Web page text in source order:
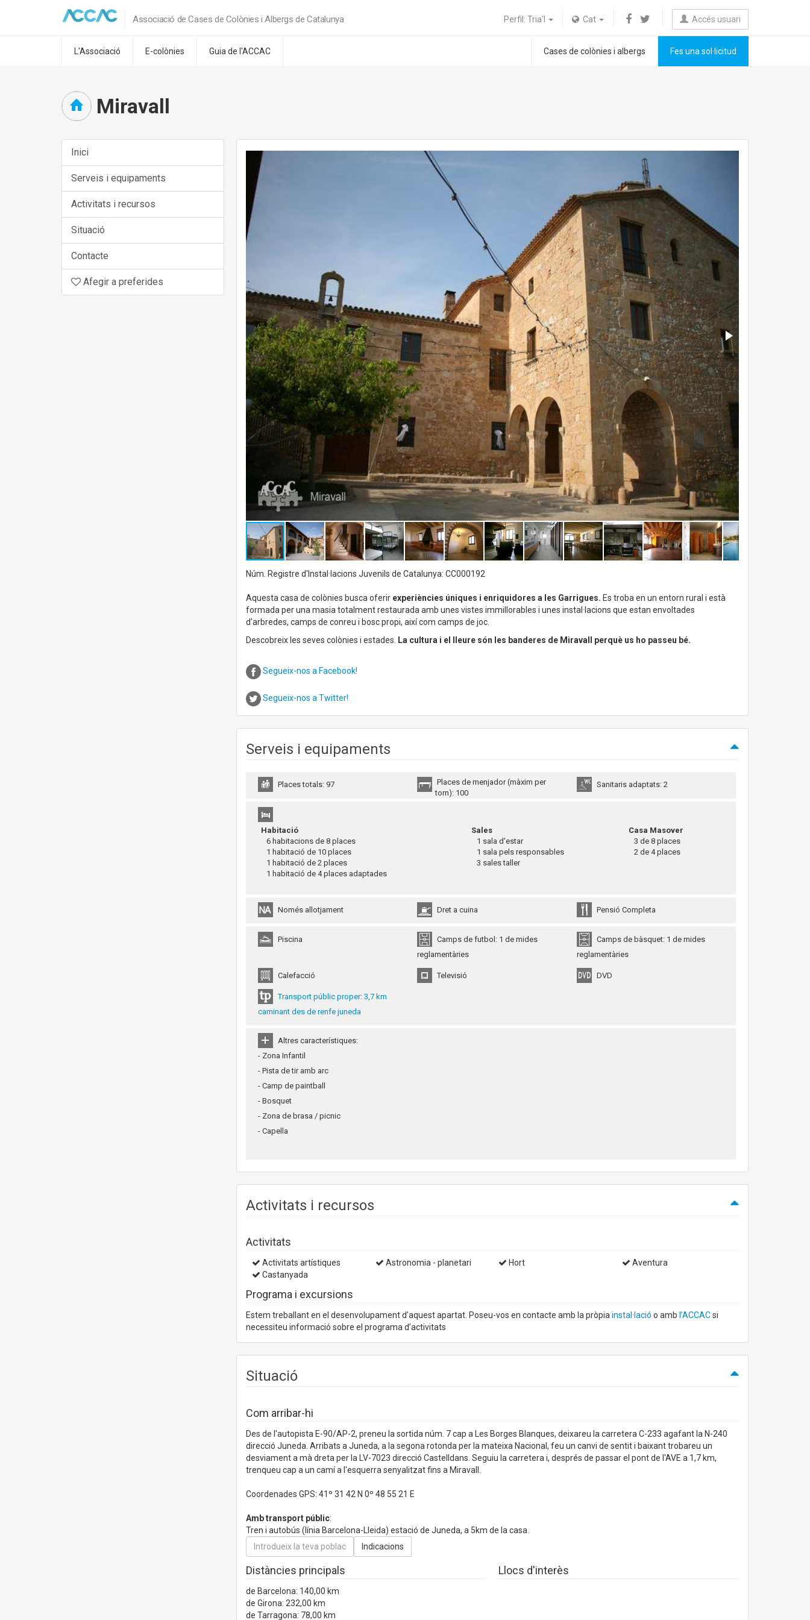
Associació de Cases de Colònies i Albergs de Catalunya Accés usuari
Cat
Perfil: Tria'l
L'Associació E-colònies Guia de l'ACCAC Fes una sol·licitud
Cases de colònies i albergs
Miravall
Inici
Serveis i equipaments
Activitats i recursos
Situació
Contacte
Afegir a preferides
Núm. Registre d'Instal·lacions Juvenils de Catalunya: CC000192
Aquesta casa de colònies busca oferir experiències úniques i enriquidores a les Garrigues. Es troba en un entorn rural i està
formada per una masia totalment restaurada amb unes vistes immillorables i unes instal·lacions que estan envoltades
d'arbredes, camps de conreu i bosc propi, així com camps de joc.
Descobreix les seves colònies i estades.
La cultura i el lleure són les banderes de Miravall perquè us ho passeu bé.
Segueix-nos a Facebook!
Segueix-nos a Twitter!
Serveis i equipaments
Places totals: 97
Places de menjador (màxim per
torn): 100
Sanitaris adaptats: 2
Habitació
6 habitacions de 8 places
1 habitació de 10 places
1 habitació de 2 places
1 habitació de 4 places adaptades
Sales
1 sala d'estar
1 sala pels responsables
3 sales taller
Casa Masover
3 de 8 places
2 de 4 places
Només allotjament Dret a cuina Pensió Completa
Piscina
Camps de futbol: 1 de mides
reglamentàries
Camps de bàsquet: 1 de mides
reglamentàries
Calefacció Televisió DVD
Transport públic proper: 3,7 km
caminant des de renfe juneda
Altres característiques:
- Zona Infantil
- Pista de tir amb arc
- Camp de paintball
- Bosquet
- Zona de brasa / picnic
- Capella
Activitats i recursos
Activitats
Activitats artístiques Astronomia - planetari Hort
Aventura
Castanyada
Programa i excursions
Estem treballant en el desenvolupament d’aquest apartat. Poseu-vos en contacte amb la pròpia instal·lació o amb l’ACCACsi
necessiteu informació sobre el programa d’activitats
Situació
Com arribar-hi
Des de l'autopista E-90/AP-2, preneu la sortida núm. 7 cap a Les Borges Blanques, deixareu la carretera C-233 agafant la N-240
direcció Juneda. Arribats a Juneda, a la segona rotonda per la mateixa Nacional, feu un canvi de sentit i baixant trobareu un
desviament a mà dreta per la LV-7023 direcció Castelldans. Seguiu la carretera i, després de passar el pont de l'AVE a 1,7 km,
trenqueu cap a un camí a l'esquerra senyalitzat fins a Miravall.
Coordenades GPS: 41º 31 42 N 0º 48 55 21 E
Amb transport públic:
Tren i autobús (línia Barcelona-Lleida) estació de Juneda, a 5km de la casa.
Distàncies principals
de Barcelona: 140,00 km
de Girona: 232,00 km
de Tarragona: 78,00 km
Llocs d'interès